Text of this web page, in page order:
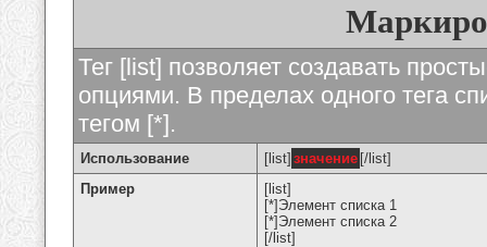
Тег [list] позволяет создавать
опциями. В пределах одного тега
тегом [*].
Использование [list] значение [/list]
Пример
[list]
[*]Элемент списка 1
[*]Элемент списка 2
[/list]